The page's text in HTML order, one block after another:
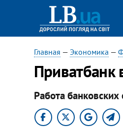
Главная — Экономика —
Приватбанк
Работа